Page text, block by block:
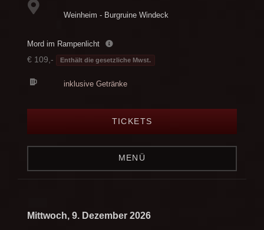
Weinheim - Burgruine Windeck
Mord im Rampenlicht
€ 109,- Enthält die gesetzliche Mwst.
inklusive Getränke
TICKETS
MENÜ
Mittwoch, 9. Dezember 2026